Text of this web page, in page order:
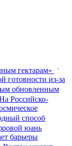
гектарам»
из‑за
обновленным
Российско-
способ
юань
барьеры